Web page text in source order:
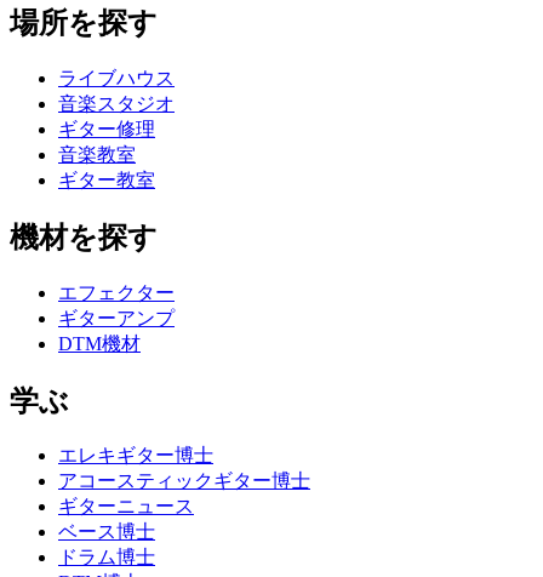
場所を探す
ライブハウス
音楽スタジオ
ギター修理
音楽教室
ギター教室
機材を探す
エフェクター
ギターアンプ
DTM機材
学ぶ
エレキギター博士
アコースティックギター博士
ギターニュース
ベース博士
ドラム博士